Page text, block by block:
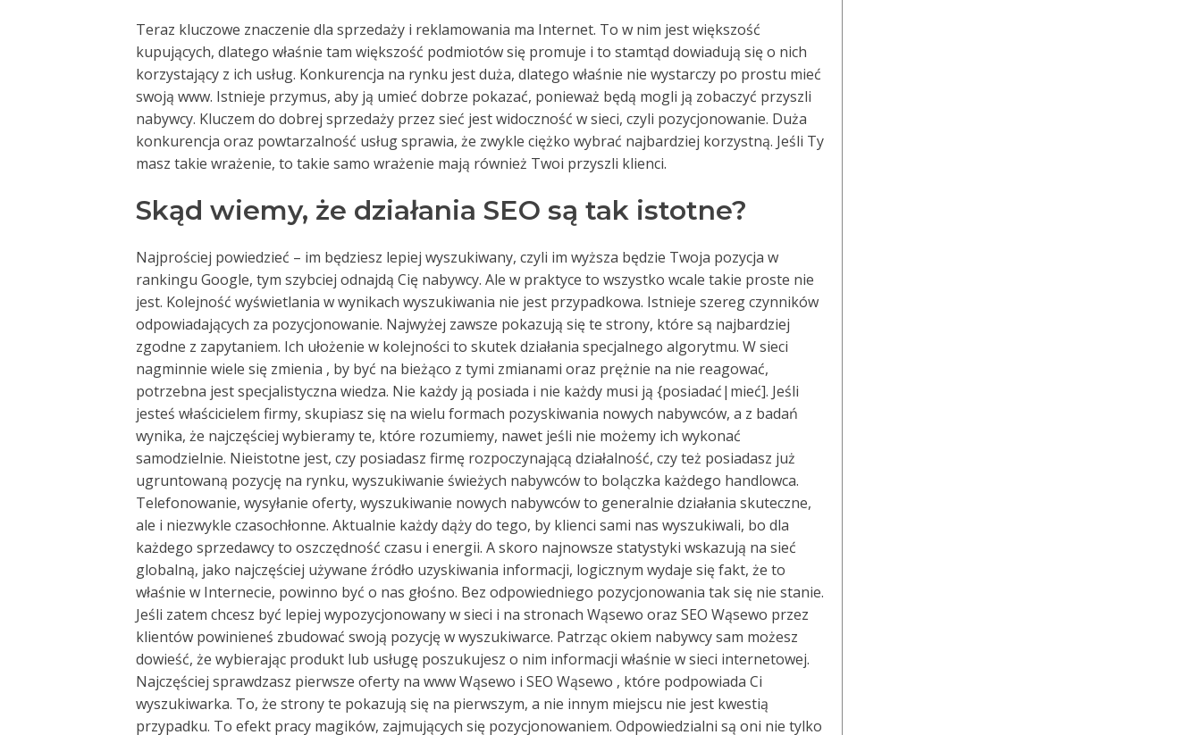
Teraz kluczowe znaczenie dla sprzedaży i reklamowania ma Internet. To w nim jest większość
kupujących, dlatego właśnie tam większość podmiotów się promuje i to stamtąd dowiadują się o nich
korzystający z ich usług. Konkurencja na rynku jest duża, dlatego właśnie nie wystarczy po prostu mieć
swoją www. Istnieje przymus, aby ją umieć dobrze pokazać, ponieważ będą mogli ją zobaczyć przyszli
nabywcy. Kluczem do dobrej sprzedaży przez sieć jest widoczność w sieci, czyli pozycjonowanie. Duża
konkurencja oraz powtarzalność usług sprawia, że zwykle ciężko wybrać najbardziej korzystną. Jeśli Ty
masz takie wrażenie, to takie samo wrażenie mają również Twoi przyszli klienci.
Skąd wiemy, że działania SEO są tak istotne?
Najprościej powiedzieć – im będziesz lepiej wyszukiwany, czyli im wyższa będzie Twoja pozycja w
rankingu Google, tym szybciej odnajdą Cię nabywcy. Ale w praktyce to wszystko wcale takie proste nie
jest. Kolejność wyświetlania w wynikach wyszukiwania nie jest przypadkowa. Istnieje szereg czynników
odpowiadających za pozycjonowanie. Najwyżej zawsze pokazują się te strony, które są najbardziej
zgodne z zapytaniem. Ich ułożenie w kolejności to skutek działania specjalnego algorytmu. W sieci
nagminnie wiele się zmienia , by być na bieżąco z tymi zmianami oraz prężnie na nie reagować,
potrzebna jest specjalistyczna wiedza. Nie każdy ją posiada i nie każdy musi ją {posiadać|mieć]. Jeśli
jesteś właścicielem firmy, skupiasz się na wielu formach pozyskiwania nowych nabywców, a z badań
wynika, że najczęściej wybieramy te, które rozumiemy, nawet jeśli nie możemy ich wykonać
samodzielnie. Nieistotne jest, czy posiadasz firmę rozpoczynającą działalność, czy też posiadasz już
ugruntowaną pozycję na rynku, wyszukiwanie świeżych nabywców to bolączka każdego handlowca.
Telefonowanie, wysyłanie oferty, wyszukiwanie nowych nabywców to generalnie działania skuteczne,
ale i niezwykle czasochłonne. Aktualnie każdy dąży do tego, by klienci sami nas wyszukiwali, bo dla
każdego sprzedawcy to oszczędność czasu i energii. A skoro najnowsze statystyki wskazują na sieć
globalną, jako najczęściej używane źródło uzyskiwania informacji, logicznym wydaje się fakt, że to
właśnie w Internecie, powinno być o nas głośno. Bez odpowiedniego pozycjonowania tak się nie stanie.
Jeśli zatem chcesz być lepiej wypozycjonowany w sieci i na stronach Wąsewo oraz SEO Wąsewo przez
klientów powinieneś zbudować swoją pozycję w wyszukiwarce. Patrząc okiem nabywcy sam możesz
dowieść, że wybierając produkt lub usługę poszukujesz o nim informacji właśnie w sieci internetowej.
Najczęściej sprawdzasz pierwsze oferty na www Wąsewo i SEO Wąsewo , które podpowiada Ci
wyszukiwarka. To, że strony te pokazują się na pierwszym, a nie innym miejscu nie jest kwestią
przypadku. To efekt pracy magików, zajmujących się pozycjonowaniem. Odpowiedzialni są oni nie tylko